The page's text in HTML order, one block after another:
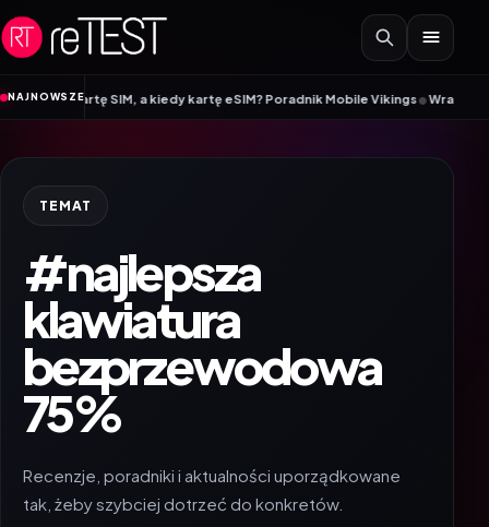
Przejdź do treści
NAJNOWSZE
kartę SIM, a kiedy kartę eSIM? Poradnik Mobile Vikings•Wracamy do
TEMAT
#najlepsza
klawiatura
bezprzewodowa
75%
Recenzje, poradniki i aktualności uporządkowane
tak, żeby szybciej dotrzeć do konkretów.